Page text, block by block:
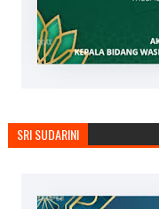
SRI SUDARINI